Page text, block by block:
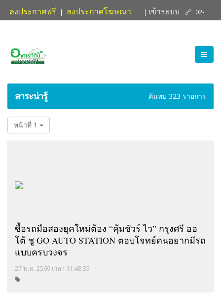
ลงประกาศฟรี | ลงประกาศโฆษณา | เข้าระบบ 02-
สาระน่ารู้ ค้นพบ 323 รายการ
หน้าที่ 1
ซื้อรถมือสองยุคใหม่ต้อง “คุ้มชัวร์ ไว” กรุงศรี ออ
โต้ ชู GO AUTO STATION ตอบโจทย์คนอยากมีรถ
แบบครบวงจร
27 พ.ค. 2569 เวลา 11:48:35